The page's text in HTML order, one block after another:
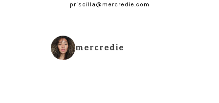
priscilla@mercredie.com
mercredie